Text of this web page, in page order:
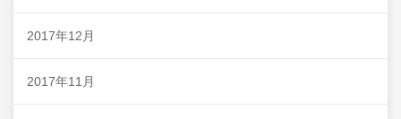
2017年12月
2017年11月